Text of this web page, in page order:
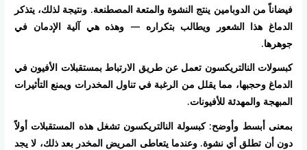
فيضاناً من الدوبامين ينتج النشوة والمتعة المصطنعة. ونتيجة لذلك، يتذكر
الدماغ هذا الشعور ويطالب بتكراره — وهذه هي آلية الإدمان في
جوهرها.
كبسولات النالتريكسون تعمل عن طريق الارتباط بمستقبلات الأفيون في
الدماغ وحجبها، مما يقلل من الرغبة في تناول المخدرات ويمنع التأثيرات
المبهجة والمهدئة للأفيونات.
بمعنى أبسط وأوضح: كبسولة النالتريكسون تشغل هذه المستقبلات أولاً
دون أن تطلق أي نشوة. وعندما يتعاطى المريض المخدر بعد ذلك، لا يجد